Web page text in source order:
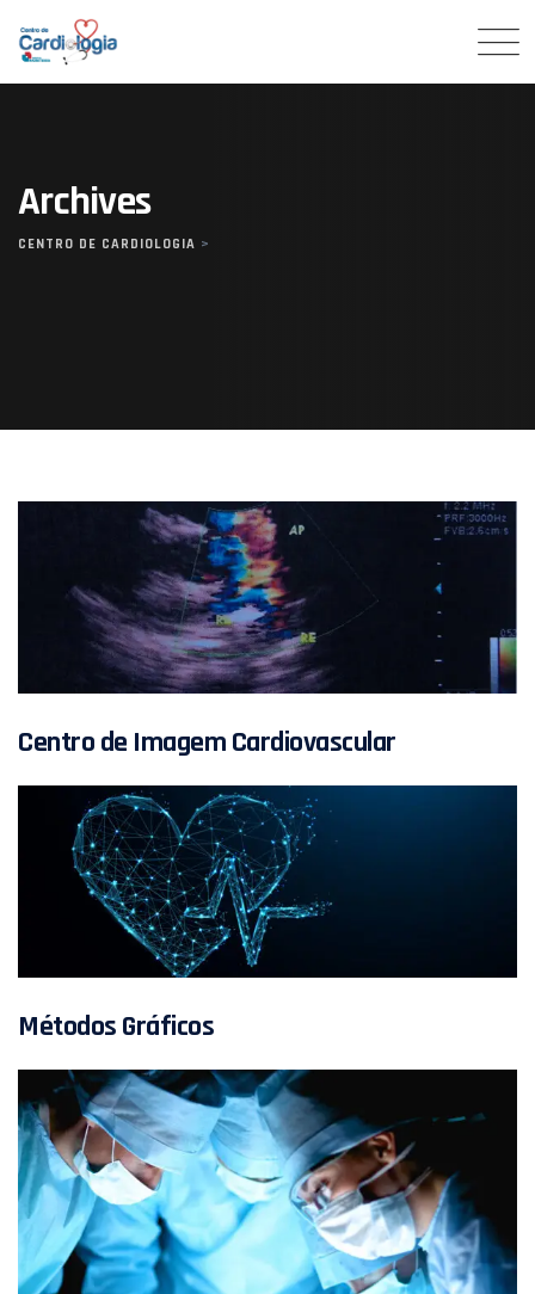
content
Archives
CENTRO DE CARDIOLOGIA >
Centro de Imagem Cardiovascular
Métodos Gráficos